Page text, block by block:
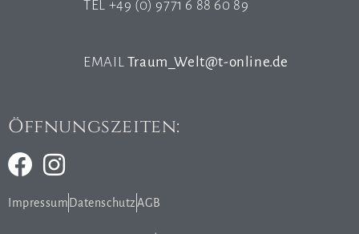
TEL +49 (0) 9771 6 88 60 89
EMAIL Traum_Welt@t-online.de
Öffnungszeiten:
Impressum DatenschutzAGB